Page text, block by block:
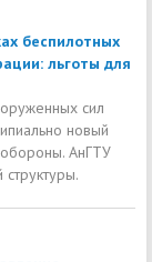
беспилотных
льготы для
сил
новый
АнГТУ
структуры.